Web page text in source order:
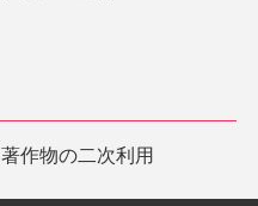
著作物の二次利用